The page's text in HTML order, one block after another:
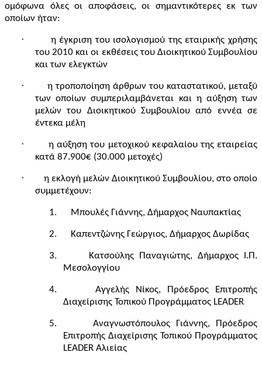
ομόφωνα όλες οι αποφάσεις, οι σημαντικότερες εκ των
οποίων ήταν:
·
η έγκριση του ισολογισμού της εταιρικής χρήσης
του 2010 και οι εκθέσεις του Διοικητικού Συμβουλίου
και των ελεγκτών
·
η τροποποίηση άρθρων του καταστατικού, μεταξύ
των οποίων συμπεριλαμβάνεται και η αύξηση των
μελών του Διοικητικού Συμβουλίου από εννέα σε
έντεκα μέλη
·
η αύξηση του μετοχικού κεφαλαίου της εταιρείας
κατά 87.900€ (30.000 μετοχές)
·
η εκλογή μελών Διοικητικού Συμβουλίου, στο οποίο
συμμετέχουν:
1. Μπουλές Γιάννης, Δήμαρχος Ναυπακτίας
2. Καπεντζώνης Γεώργιος, Δήμαρχος Δωρίδας
3.
Κατσούλης Παναγιώτης, Δήμαρχος Ι.Π.
Μεσολογγίου
4.
Αγγελής Νίκος, Πρόεδρος Επιτροπής
Διαχείρισης Τοπικού Προγράμματος LEADER
5.
Αναγνωστόπουλος Γιάννης, Πρόεδρος
Επιτροπής Διαχείρισης Τοπικού Προγράμματος
LEADER Αλιείας